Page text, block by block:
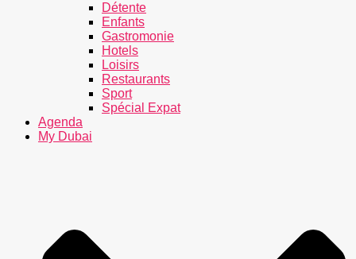
Détente
Enfants
Gastromonie
Hotels
Loisirs
Restaurants
Sport
Spécial Expat
Agenda
My Dubai